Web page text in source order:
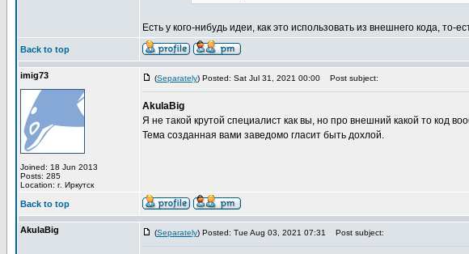
Есть у кого-нибудь идеи, как это использовать из внешнего кода, то-
Back to top
imig73
Joined: 18 Jun 2013
Posts: 285
Location: г. Иркутск
(Separately) Posted: Sat Jul 31, 2021 00:00 Post subject:
AkulaBig
Я не такой крутой специалист как вы, но про внешний какой то код
Тема созданная вами заведомо гласит быть дохлой.
Back to top
AkulaBig (Separately) Posted: Tue Aug 03, 2021 07:31 Post subject: